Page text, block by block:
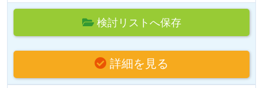
検討リストへ保存
詳細を見る